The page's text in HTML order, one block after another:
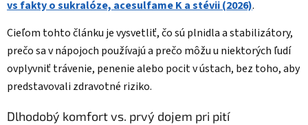
vs fakty o sukralóze, acesulfame K a stévii (2026).
Cieľom tohto článku je vysvetliť, čo sú plnidla a stabilizátory,
prečo sa v nápojoch používajú a prečo môžu u niektorých ľudí
ovplyvniť trávenie, penenie alebo pocit v ústach, bez toho, aby
predstavovali zdravotné riziko.
Dlhodobý komfort vs. prvý dojem pri pití